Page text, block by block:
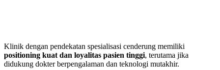
Klinik dengan pendekatan spesialisasi cenderung memiliki
positioning kuat dan loyalitas pasien tinggi, terutama jika
didukung dokter berpengalaman dan teknologi mutakhir.